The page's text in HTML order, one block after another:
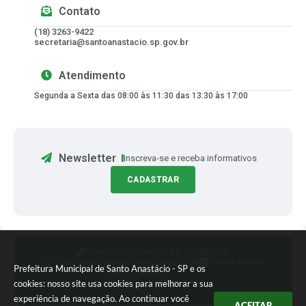
Prefeitura Municipal de Santo Anastácio - SP e os
cookies: nosso site usa cookies para melhorar a sua
experiência de navegação. Ao continuar você
Contato
(18) 3263-9422
secretaria@santoanastacio.sp.gov.br
Atendimento
Segunda a Sexta das 08:00 às 11:30 das 13:30 às 17:00
Newsletter Inscreva-se e receba informativos
CADASTRAR
Siga-nos